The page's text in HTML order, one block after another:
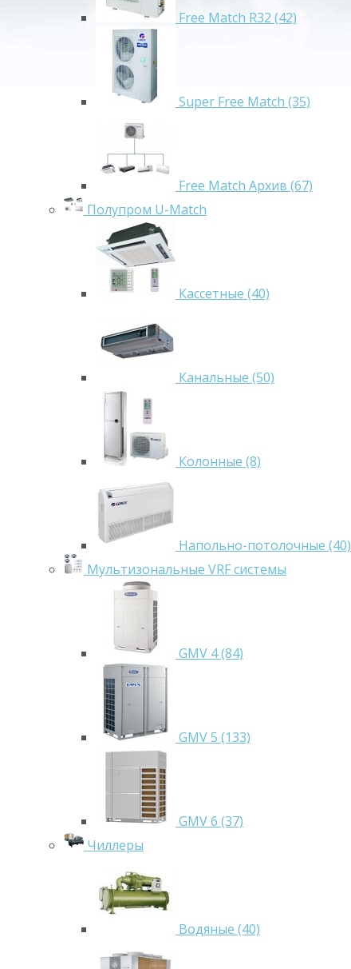
Free Match R32 (42)
Super Free Match (35)
Free Match Архив (67)
Полупром U-Match
Кассетные (40)
Канальные (50)
Колонные (8)
Напольно-потолочные (40)
Мультизональные VRF системы
GMV 4 (84)
GMV 5 (133)
GMV 6 (37)
Чиллеры
Водяные (40)